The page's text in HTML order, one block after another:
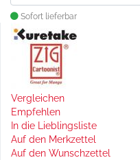
Sofort lieferbar
Vergleichen
Empfehlen
In die Lieblingsliste
Auf den Merkzettel
Auf den Wunschzettel